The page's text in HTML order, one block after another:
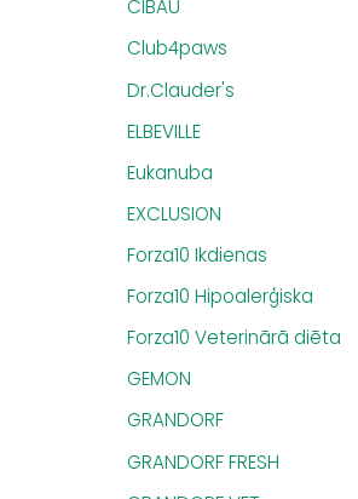
CIBAU
Club4paws
Dr.Clauder's
ELBEVILLE
Eukanuba
EXCLUSION
Forza10 Ikdienas
Forza10 Hipoalerģiska
Forza10 Veterinārā diēta
GEMON
GRANDORF
GRANDORF FRESH